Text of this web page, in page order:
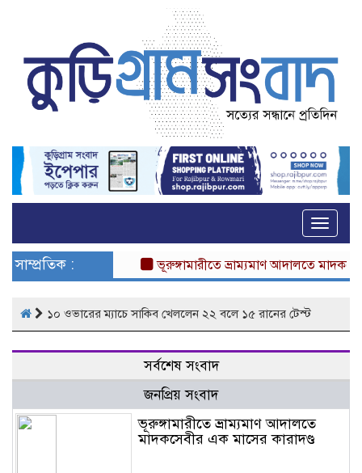
Toggle
সাম্প্রতিক : ভূরুঙ্গামারীতে ভ্রাম্যমাণ আদালতে মাদকসেবীর
১০ ওভারের ম্যাচে সাকিব খেললেন ২২ বলে ১৫ রানের টেস্ট
সর্বশেষ সংবাদ
জনপ্রিয় সংবাদ
ভূরুঙ্গামারীতে ভ্রাম্যমাণ আদালতে
মাদকসেবীর এক মাসের কারাদণ্ড